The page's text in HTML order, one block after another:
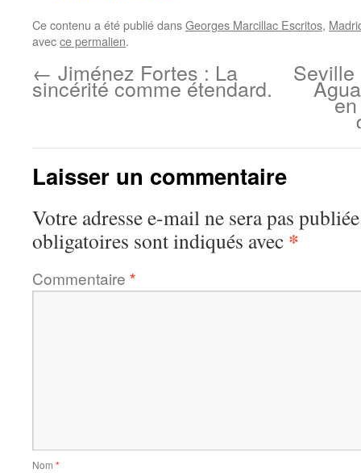
Ce contenu a été publié dansGeorges Marcillac Escritos,
avecce permalien.
← Jiménez Fortes : La
sincérité comme étendard.
Seville
Laisser un commentaire
Votre adresse e-mail ne sera pas
obligatoires sont indiqués avec *
Commentaire *
Nom *